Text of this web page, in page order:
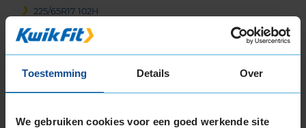
Toestemming Details Over
We gebruiken cookies voor een goed werkende site
225/65R17 102H
225/65R17 106H EXTRALOAD
235/45R17 97V EXTRALOAD
235/55R17 103V EXTRALOAD